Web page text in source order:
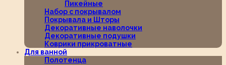
Пикейные
Набор с покрывалом
Покрывала и Шторы
Декоративные наволочки
Декоративные подушки
Коврики прикроватные
Для ванной
Полотенца